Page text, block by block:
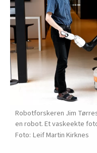
Robotforskeren Jim
en robot. Et vaskeekte
Leif Martin Kirknes